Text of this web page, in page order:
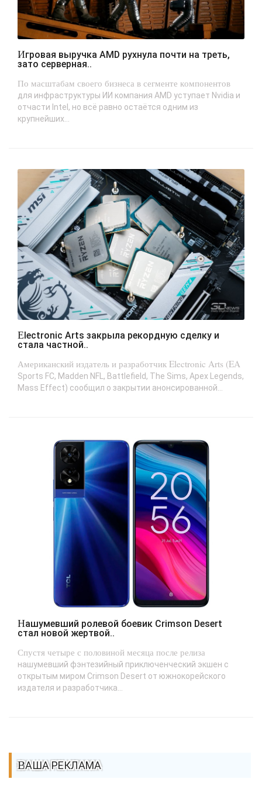
Игровая выручка AMD рухнула почти на треть,
зато серверная..
По масштабам своего бизнеса в сегменте компонентов
для инфраструктуры ИИ компания AMD уступает Nvidia и
отчасти Intel, но всё равно остаётся одним из
крупнейших...
Electronic Arts закрыла рекордную сделку и
стала частной..
Американский издатель и разработчик Electronic Arts (EA
Sports FC, Madden NFL, Battlefield, The Sims, Apex Legends,
Mass Effect) сообщил о закрытии анонсированной...
Нашумевший ролевой боевик Crimson Desert
стал новой жертвой..
Спустя четыре с половиной месяца после релиза
нашумевший фэнтезийный приключенческий экшен с
открытым миром Crimson Desert от южнокорейского
издателя и разработчика...
ВАША РЕКЛАМА